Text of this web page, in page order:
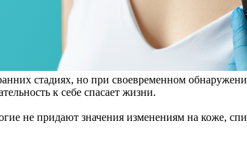
стадиях, но при своевременном
к себе спасает жизни.
не придают значения изменениям на коже,